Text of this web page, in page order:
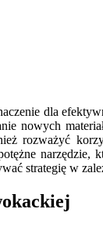
dla
nowych
rozważyć
strategię w